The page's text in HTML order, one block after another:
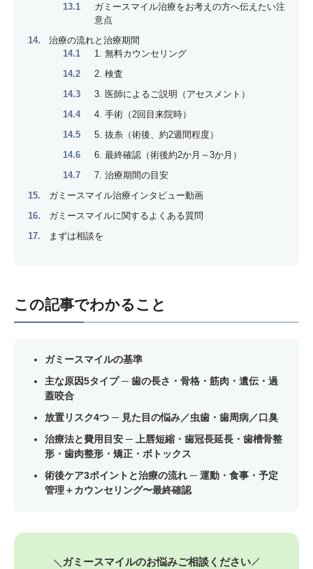
ガミースマイル治療をお考えの方へ伝えたい注
意点
治療の流れと治療期間
1. 無料カウンセリング
2. 検査
3. 医師によるご説明（アセスメント）
4. 手術（2回目来院時）
5. 抜糸（術後、約2週間程度）
6. 最終確認（術後約2か月～3か月）
7. 治療期間の目安
ガミースマイル治療インタビュー動画
ガミースマイルに関するよくある質問
まずは相談を
この記事でわかること
ガミースマイルの基準
主な原因5タイプ ─ 歯の長さ・骨格・筋肉・遺伝・過
蓋咬合
放置リスク4つ ─ 見た目の悩み／虫歯・歯周病／口臭
治療法と費用目安 ─ 上唇短縮・歯冠長延長・歯槽骨整
形・歯肉整形・矯正・ボトックス
術後ケア3ポイントと治療の流れ ─ 運動・食事・予定
管理＋カウンセリング〜最終確認
ガミースマイルのお悩みご相談ください